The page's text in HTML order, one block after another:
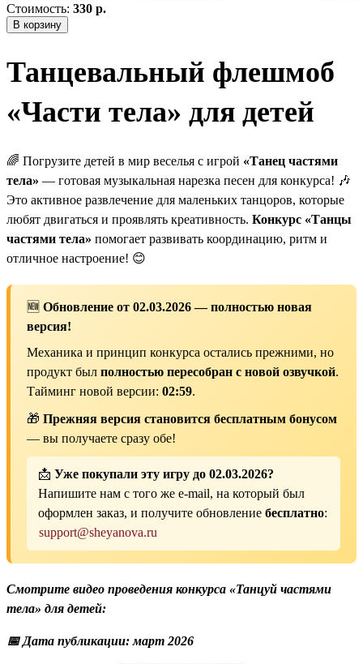
Стоимость: 330 р.
В корзину
Танцевальный флешмоб
«Части тела» для детей
🌈 Погрузите детей в мир веселья с игрой «Танец частями
тела» — готовая музыкальная нарезка песен для конкурса! 🎶
Это активное развлечение для маленьких танцоров, которые
любят двигаться и проявлять креативность. Конкурс «Танцы
частями тела» помогает развивать координацию, ритм и
отличное настроение! 😊
🆕 Обновление от 02.03.2026 — полностью новая
версия!
Механика и принцип конкурса остались прежними, но
продукт был полностью пересобран с новой озвучкой.
Тайминг новой версии: 02:59.
🎁 Прежняя версия становится бесплатным бонусом
— вы получаете сразу обе!
📩 Уже покупали эту игру до 02.03.2026?
Напишите нам с того же e-mail, на который был
оформлен заказ, и получите обновление бесплатно:
support@sheyanova.ru
Смотрите видео проведения конкурса «Танцуй частями
тела» для детей:
📅 Дата публикации: март 2026